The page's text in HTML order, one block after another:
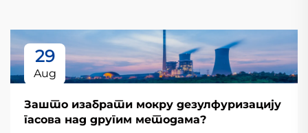
29
Aug
Зашто изабрати мокру дезулфуризацију
гасова над другим методама?